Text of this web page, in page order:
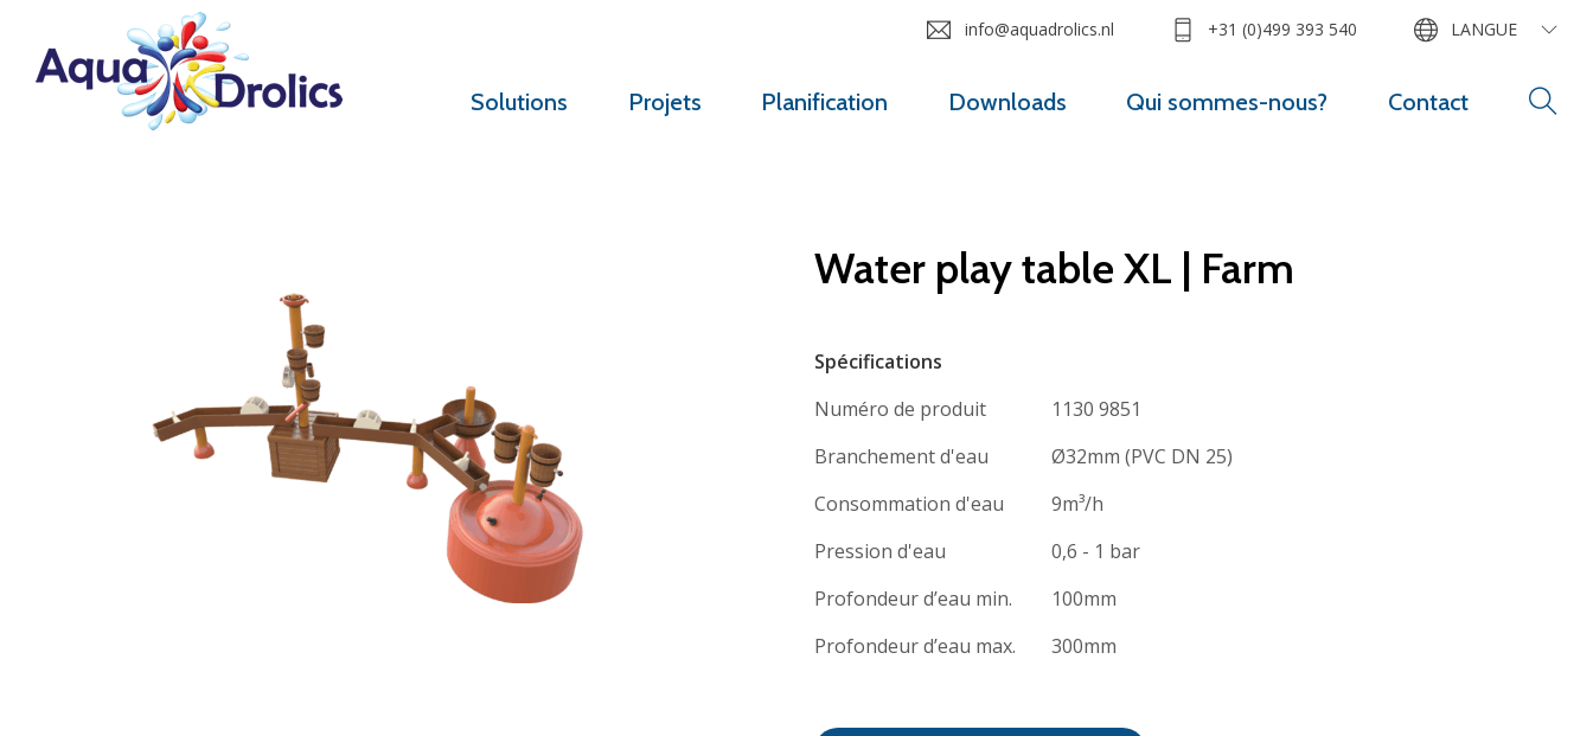
Solutions Projets Planification Downloads Qui sommes-nous? Contact
info@aquadrolics.nl +31 (0)499 393 540 LANGUE
Water play table XL | Farm
Spécifications
Numéro de produit
1130 9851
Branchement d'eau
Ø32mm (PVC DN 25)
Consommation d'eau
9m³/h
Pression d'eau
0,6 - 1 bar
Profondeur d’eau min.
100mm
Profondeur d’eau max.
300mm